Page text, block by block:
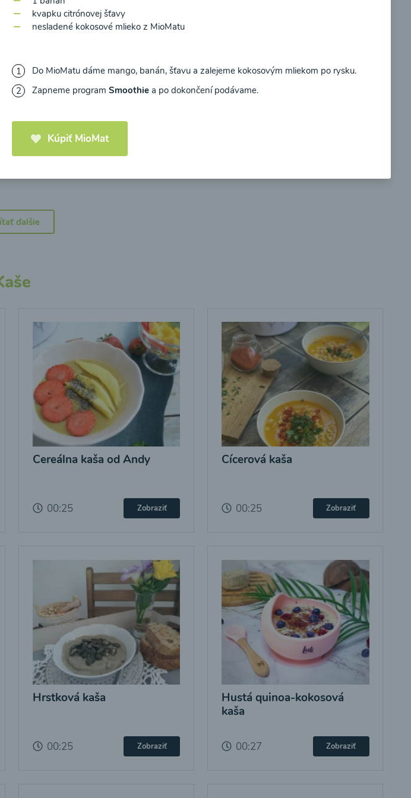
Brokolicová polievka so
syrom
00:25
Brokolicové cappuccino
ďalšie
Cereálna kaša od Andy
00:25 Zobraziť
Cícerová kaša
00:25 Zobraziť
Hrstková kaša
00:25 Zobraziť
Hustá quinoa-kokosová
kaša
00:27 Zobraziť
kvapku citrónovej šťavy
nesladené kokosové mlieko z MioMatu
Do MioMatu dáme mango, banán, šťavu a zalejeme kokosovým mliekom po rysku.
Zapneme program Smoothiea po dokončení podávame.
Kúpiť MioMat